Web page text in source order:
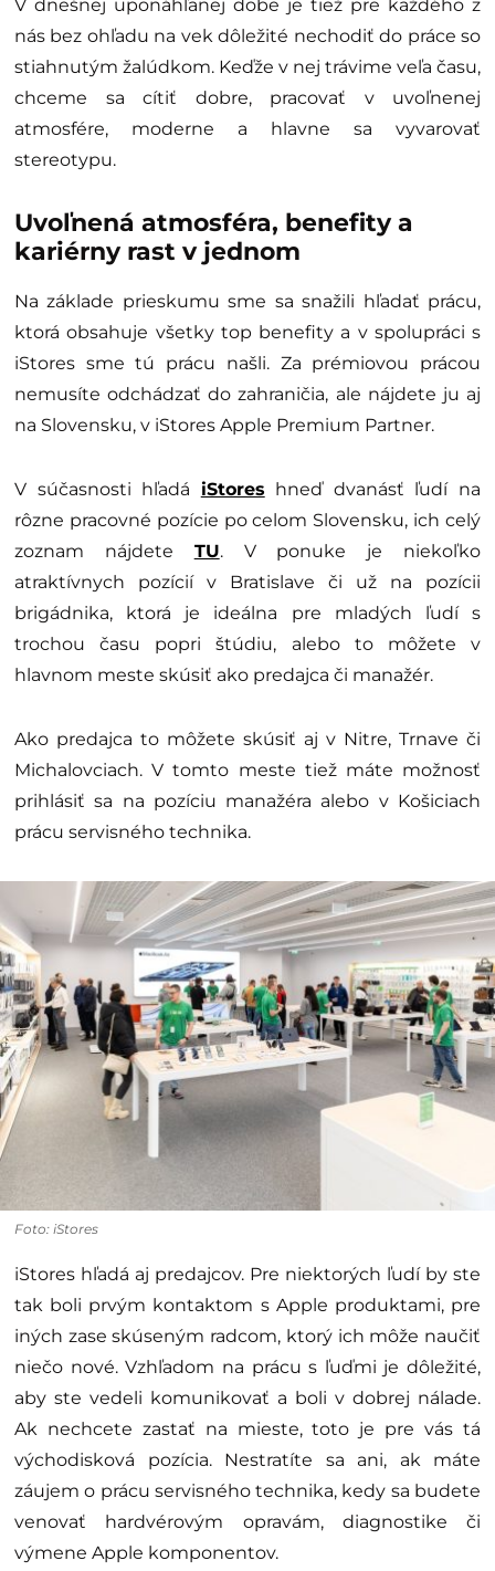
V dnešnej uponáhľanej dobe je tiež pre každého z
nás bez ohľadu na vek dôležité nechodiť do práce so
stiahnutým žalúdkom. Keďže v nej trávime veľa času,
chceme sa cítiť dobre, pracovať v uvoľnenej
atmosfére, moderne a hlavne sa vyvarovať
stereotypu.
Uvoľnená atmosféra, benefity a
kariérny rast v jednom
Na základe prieskumu sme sa snažili hľadať prácu,
ktorá obsahuje všetky top benefity a v spolupráci s
iStores sme tú prácu našli. Za prémiovou prácou
nemusíte odchádzať do zahraničia, ale nájdete ju aj
na Slovensku, v iStores Apple Premium Partner.
V súčasnosti hľadá iStores hneď dvanásť ľudí na
rôzne pracovné pozície po celom Slovensku, ich celý
zoznam nájdete TU. V ponuke je niekoľko
atraktívnych pozícií v Bratislave či už na pozícii
brigádnika, ktorá je ideálna pre mladých ľudí s
trochou času popri štúdiu, alebo to môžete v
hlavnom meste skúsiť ako predajca či manažér.
Ako predajca to môžete skúsiť aj v Nitre, Trnave či
Michalovciach. V tomto meste tiež máte možnosť
prihlásiť sa na pozíciu manažéra alebo v Košiciach
prácu servisného technika.
Foto: iStores
iStores hľadá aj predajcov. Pre niektorých ľudí by ste
tak boli prvým kontaktom s Apple produktami, pre
iných zase skúseným radcom, ktorý ich môže naučiť
niečo nové. Vzhľadom na prácu s ľuďmi je dôležité,
aby ste vedeli komunikovať a boli v dobrej nálade.
Ak nechcete zastať na mieste, toto je pre vás tá
východisková pozícia. Nestratíte sa ani, ak máte
záujem o prácu servisného technika, kedy sa budete
venovať hardvérovým opravám, diagnostike či
výmene Apple komponentov.